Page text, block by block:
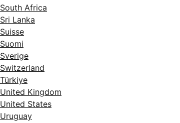
South Africa
Sri Lanka
Suisse
Suomi
Sverige
Switzerland
Türkiye
United Kingdom
United States
Uruguay